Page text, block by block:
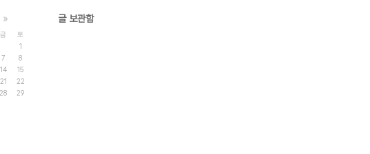
»
금
토
1
7
8
14
15
21
22
28
29
글 보관함